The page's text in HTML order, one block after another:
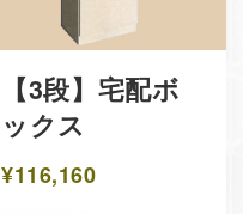
【3段】宅配ボ
ックス
¥116,160